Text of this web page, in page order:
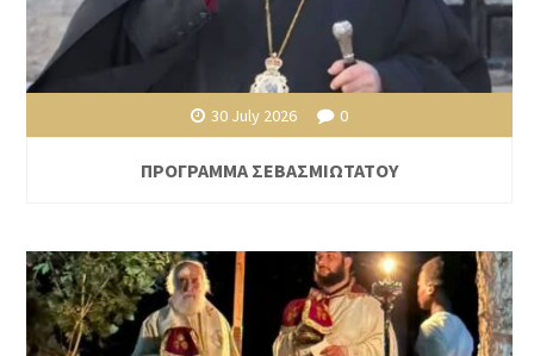
30 July 2026 0
ΠΡΟΓΡΑΜΜΑ ΣΕΒΑΣΜΙΩΤΑΤΟΥ